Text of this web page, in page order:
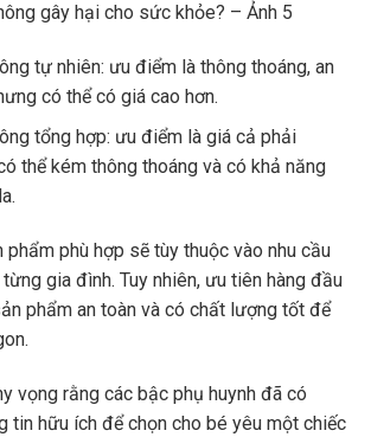
gây hại cho sức khỏe? – Ảnh 5
tự nhiên: ưu điểm là thông thoáng, an
có thể có giá cao hơn.
tổng hợp: ưu điểm là giá cả phải
thể kém thông thoáng và có khả năng
phù hợp sẽ tùy thuộc vào nhu cầu
gia đình. Tuy nhiên, ưu tiên hàng đầu
phẩm an toàn và có chất lượng tốt để
vọng rằng các bậc phụ huynh đã có
tin hữu ích để chọn cho bé yêu một chiếc